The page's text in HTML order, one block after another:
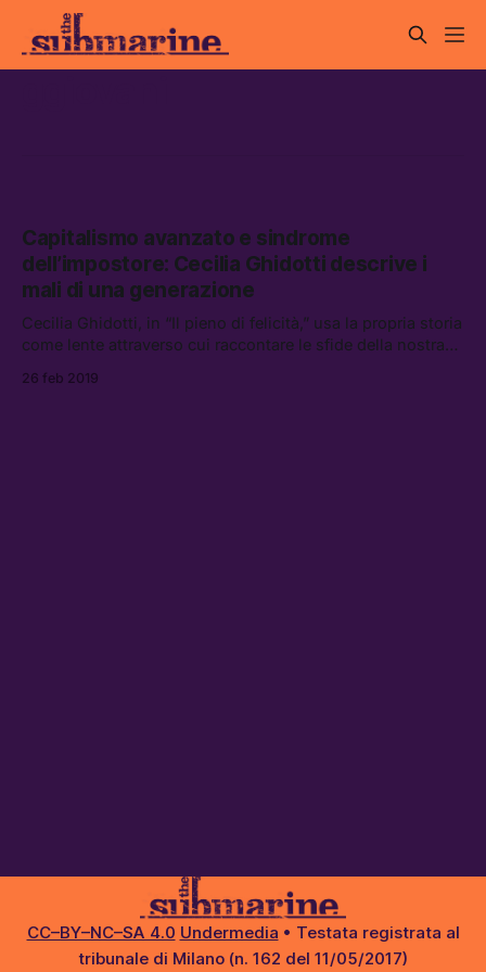
Capitalismo avanzato e sindrome
dell’impostore: Cecilia Ghidotti descrive i
mali di una generazione
Cecilia Ghidotti, in “Il pieno di felicità,” usa la propria storia
come lente attraverso cui raccontare le sfide della nostra
economico affaticati.
26 feb 2019
CC–BY–NC–SA 4.0 Undermedia • Testata registrata al
tribunale di Milano (n. 162 del 11/05/2017)